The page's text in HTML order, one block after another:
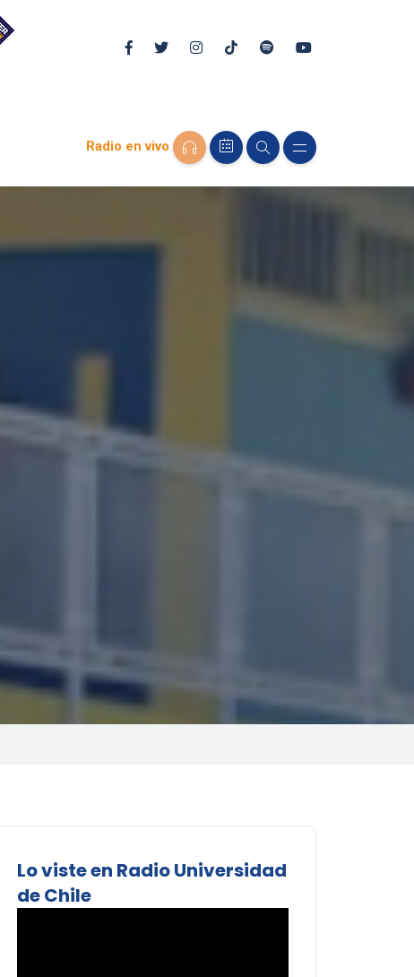
Radio en vivo
Lo viste en Radio Universidad
de Chile